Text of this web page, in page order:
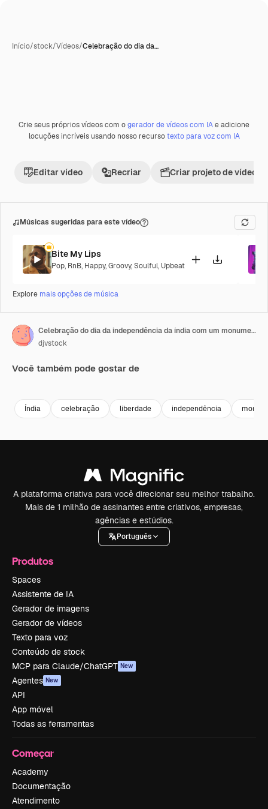
Início/stock/Vídeos/Celebração do dia da…
Premium
Crie seus próprios vídeos com ogerador de vídeos com IAe adicione
locuções incríveis usando nosso recursotexto para voz com IA
Editar vídeo Recriar Criar projeto de vídeo
Músicas sugeridas para este vídeo
Bite My Lips
Pop, RnB, Happy,Groovy,Soulful, Upbeat
Explore mais opções de música
Celebração do dia da independência da índia com um monumento de arco
djvstock
Você também pode gostar de
Índia celebração liberdade independência
A plataforma criativa para você direcionar seu melhor trabalho.
Mais de 1 milhão de assinantes entre criativos, empresas,
agências e estúdios.
Português
Produtos
Spaces
Assistente de IA
Gerador de imagens
Gerador de vídeos
Texto para voz
Conteúdo de stock
MCP para Claude/ChatGPT New
Agentes New
API
App móvel
Todas as ferramentas
Começar
Academy
Documentação
Atendimento